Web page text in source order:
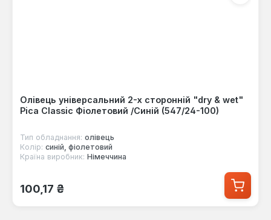
Олівець універсальний 2-х сторонній "dry & wet"
Pica Classic Фіолетовий /Синій (547/24-100)
Тип обладнання: олівець
Колір: синій, фіолетовий
Країна виробник: Німеччина
Звичайна ціна:
100,17 ₴